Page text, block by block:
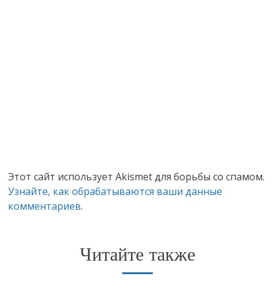
Этот сайт использует Akismet для борьбы со спамом.
Узнайте, как обрабатываются ваши данные
комментариев.
Читайте также